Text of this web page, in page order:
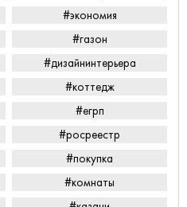
#экономия
#газон
#дизайнинтерьера
#коттедж
#егрп
#росреестр
#покупка
#комнаты